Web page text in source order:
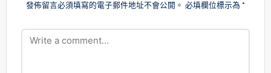
發佈留言必須填寫的電子郵件地址不會公開。 必填欄位標示為 *